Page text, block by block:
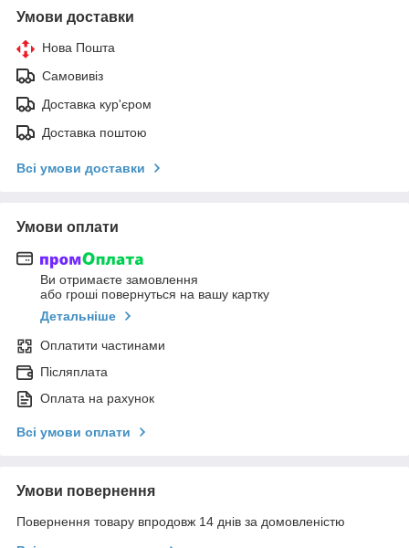
Умови доставки
Нова Пошта
Самовивіз
Доставка кур'єром
Доставка поштою
Всі умови доставки
Умови оплати
Ви отримаєте замовлення
або гроші повернуться на вашу картку
Детальніше
Оплатити частинами
Післяплата
Оплата на рахунок
Всі умови оплати
Умови повернення
Повернення товару впродовж 14 днів за домовленістю